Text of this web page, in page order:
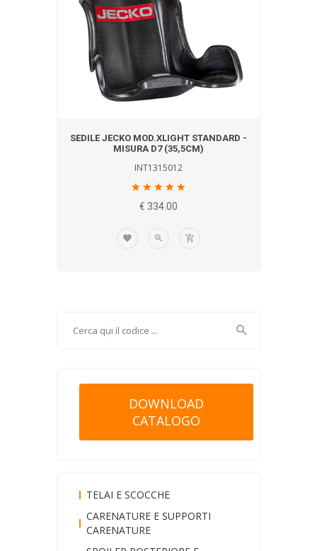
SEDILE JECKO MOD.XLIGHT STANDARD -
MISURA D7 (35,5CM)
INT1315012
€ 334.00
DOWNLOAD
CATALOGO
TELAI E SCOCCHE
CARENATURE E SUPPORTI
CARENATURE